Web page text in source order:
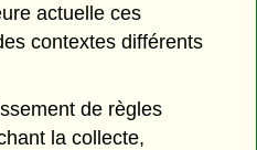
actuelle ces
contextes différents
de règles
la collecte,